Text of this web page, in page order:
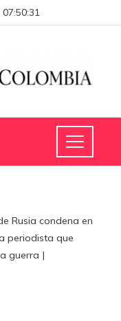
07:50:32
Rusia condena en
periodista que
guerra |